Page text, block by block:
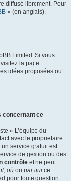
diffusé librement. Pour
» (en anglais).
Limited. Si vous
la page
idées proposées ou
concernant ce
« L’équipe du
avec le propriétaire
un service gratuit est
de gestion ou des
contrôle et ne peut
, où ou par qui ce
pour toute question